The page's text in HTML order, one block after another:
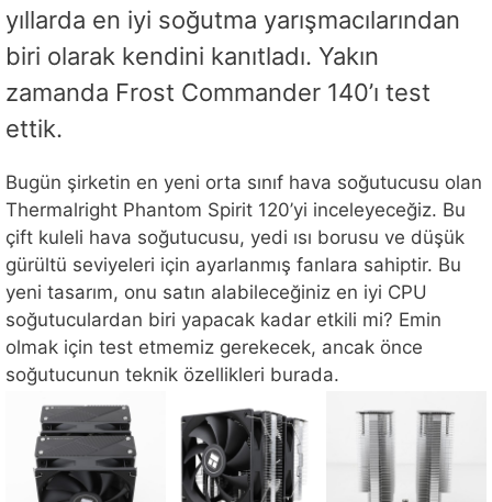
yıllarda en iyi soğutma yarışmacılarından
biri olarak kendini kanıtladı. Yakın
zamanda Frost Commander 140’ı test
ettik.
Bugün şirketin en yeni orta sınıf hava soğutucusu olan
Thermalright Phantom Spirit 120’yi inceleyeceğiz. Bu
çift kuleli hava soğutucusu, yedi ısı borusu ve düşük
gürültü seviyeleri için ayarlanmış fanlara sahiptir. Bu
yeni tasarım, onu satın alabileceğiniz en iyi CPU
soğutuculardan biri yapacak kadar etkili mi? Emin
olmak için test etmemiz gerekecek, ancak önce
soğutucunun teknik özellikleri burada.